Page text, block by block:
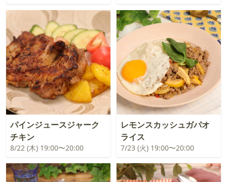
パインジュースジャーク
チキン
8/22 (木) 19:00〜20:00
レモンスカッシュガパオ
ライス
7/23 (火) 19:00〜20:00